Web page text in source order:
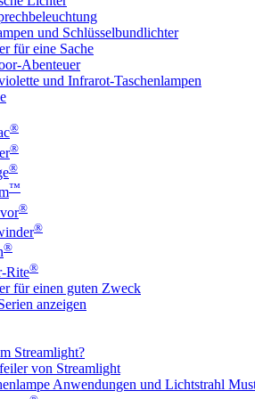
und Schlüsselbundlichter
für eine Sache
Abenteuer
und Infrarot-Taschenlampen
®
®
®
™
®
®
®
Rite®
für einen guten Zweck
anzeigen
Streamlight?
von Streamlight
Anwendungen und Lichtstrahl